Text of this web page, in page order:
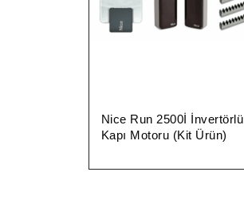
Nice Run 2500İ İnvertörlü
Kapı Motoru (Kit Ürün)